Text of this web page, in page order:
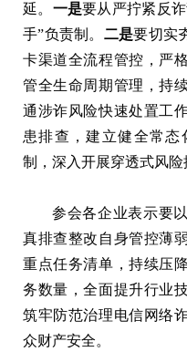
延。 一是要从严拧紧反
手”负责制。 二是要切实
卡渠道全流程管控，严
管全生命周期管理，持
通涉诈风险快速处置工作
患排查，建立健全常
制，深入开展穿透式风险
参会各企业表示要
真排查整改自身管控薄
重点任务清单，持续压
务数量，全面提升行业
筑牢防范治理电信网络
众财产安全。